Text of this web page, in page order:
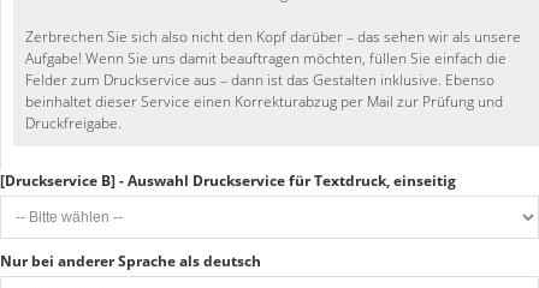
Zerbrechen Sie sich also nicht den Kopf darüber – das sehen wir als unsere
Aufgabe! Wenn Sie uns damit beauftragen möchten, füllen Sie einfach die
Felder zum Druckservice aus – dann ist das Gestalten inklusive. Ebenso
beinhaltet dieser Service einen Korrekturabzug per Mail zur Prüfung und
Druckfreigabe.
[Druckservice B] - Auswahl Druckservice für Textdruck, einseitig
Nur bei anderer Sprache als deutsch